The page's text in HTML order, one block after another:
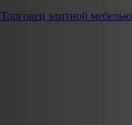
Торговец элитной мебелью